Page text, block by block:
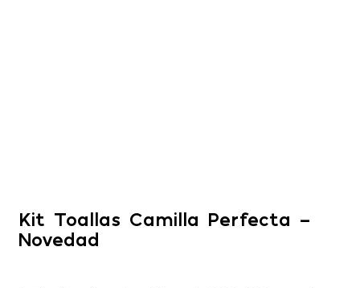
Kit Toallas Camilla Perfecta –
Novedad